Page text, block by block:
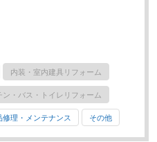
内装・室内建具リフォーム
ン・バス・トイレリフォーム
修理・メンテナンス その他